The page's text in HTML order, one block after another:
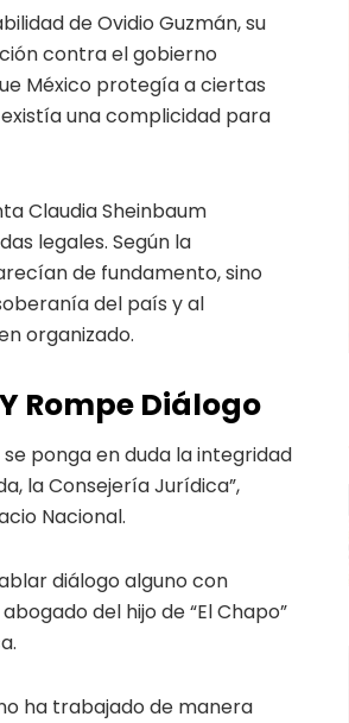
de Ovidio Guzmán, su
contra el gobierno
México protegía a ciertas
una complicidad para
Claudia Sheinbaum
legales. Según la
de fundamento, sino
del país y al
organizado.
Rompe Diálogo
ponga en duda la integridad
la Consejería Jurídica”,
Nacional.
diálogo alguno con
del hijo de “El Chapo”
ha trabajado de manera